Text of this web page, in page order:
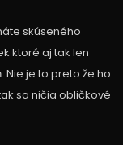
skúseného
ktoré aj tak len
Nie je to preto že ho
sa ničia obličkové